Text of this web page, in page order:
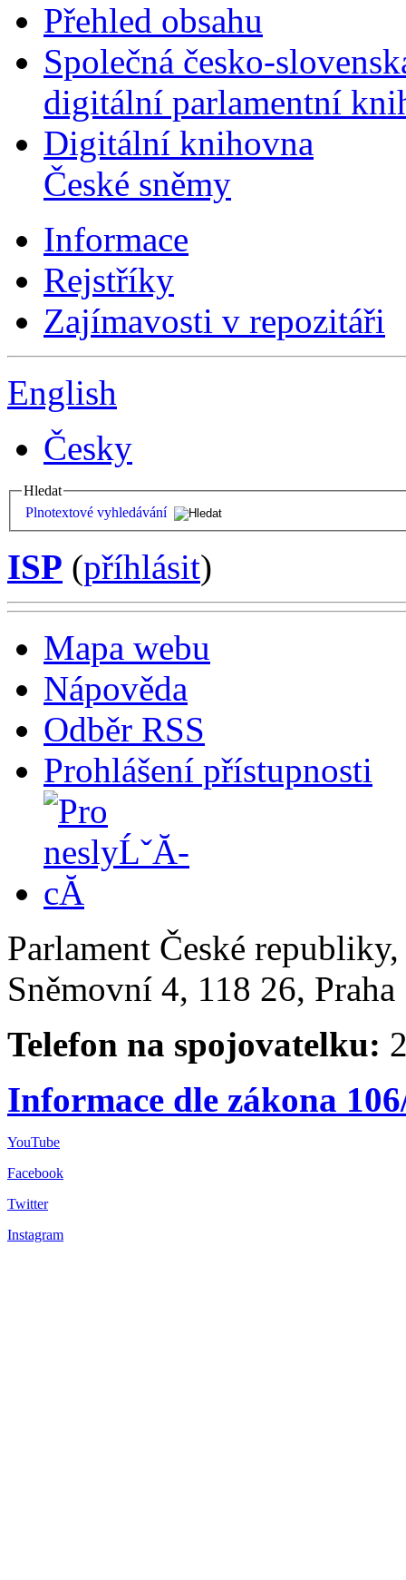
Přehled obsahu
Společná česko-
digitální parlamentní
Digitální knihovna
České sněmy
Informace
Rejstříky
Zajímavosti v repozitáři
English
Česky
Hledat
Plnotextové vyhledávání
ISP (příhlásit)
Mapa webu
Nápověda
Odběr RSS
Prohlášení přístupnosti
Parlament České
Sněmovní 4, 118 26,
Telefon na spojovatelku:
Informace dle zákona
YouTube
Facebook
Twitter
Instagram